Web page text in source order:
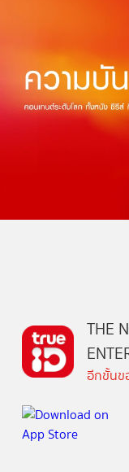
THE
อีกขั้นข